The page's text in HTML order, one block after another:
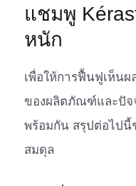
แชมพู
หนัก
เพื่อให้การฟื้นฟูเห็นผ
ของผลิตภัณฑ์และปัจ
พร้อมกัน สรุปต่อไปนี้
สมดุล